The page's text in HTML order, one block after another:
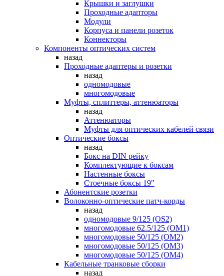
Крышки и заглушки
Проходные адапторы
Модули
Корпуса и панели розеток
Коннекторы
Компоненты оптических систем
назад
Проходные адаптеры и розетки
назад
одномодовые
многомодовые
Муфты, сплиттеры, аттенюаторы
назад
Аттенюаторы
Муфты для оптических кабелей связи
Оптические боксы
назад
Бокс на DIN рейку
Комплектующие к боксам
Настенные боксы
Стоечные боксы 19"
Абонентские розетки
Волоконно-оптические патч-корды
назад
одномодовые 9/125 (OS2)
многомодовые 62.5/125 (OM1)
многомодовые 50/125 (OM2)
многомодовые 50/125 (OM3)
многомодовые 50/125 (OM4)
Кабельные транковые сборки
назад